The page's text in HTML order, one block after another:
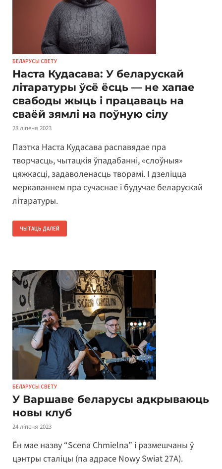
БЕЛАРУСЫ СВЕТУ
Наста Кудасава: У беларускай
літаратуры ўсё ёсць — не хапае
свабоды жыць і працаваць на
сваёй зямлі на поўную сілу
28 ліпеня 2023
Паэтка Наста Кудасава распавядае пра
творчасць, чытацкія ўпадабанні, «слоўныя»
цяжкасці, задаволенасць творамі. І дзеліцца
меркаваннем пра сучаснае і будучае беларускай
літаратуры.
ЧЫТАЦЬ ДАЛЕЙ
БЕЛАРУСЫ СВЕТУ
У Варшаве беларусы адкрываюць
новы клуб
24 ліпеня 2023
Ён мае назву “Scena Chmielna” і размешчаны ў
цэнтры сталіцы (па адрасе Nowy Swiat 27A).